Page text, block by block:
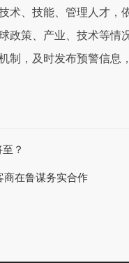
术、技能、管理人才
政策、产业、技术等
制，及时发布预警信息
？
商在鲁谋务实合作